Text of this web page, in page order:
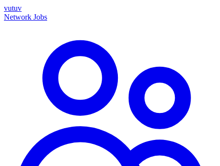
vutuv
Network Jobs